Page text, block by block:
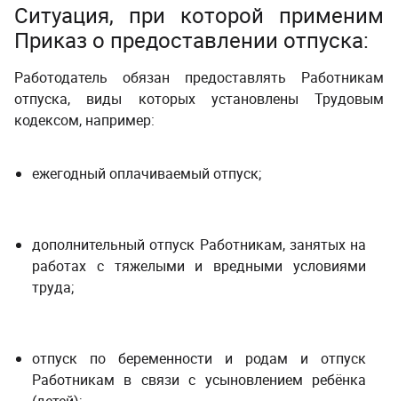
Ситуация, при которой применим
Приказ о предоставлении отпуска:
Работодатель обязан предоставлять Работникам
отпуска, виды которых установлены Трудовым
кодексом, например:
ежегодный оплачиваемый отпуск;
дополнительный отпуск Работникам, занятых на
работах с тяжелыми и вредными условиями
труда;
отпуск по беременности и родам и отпуск
Работникам в связи с усыновлением ребёнка